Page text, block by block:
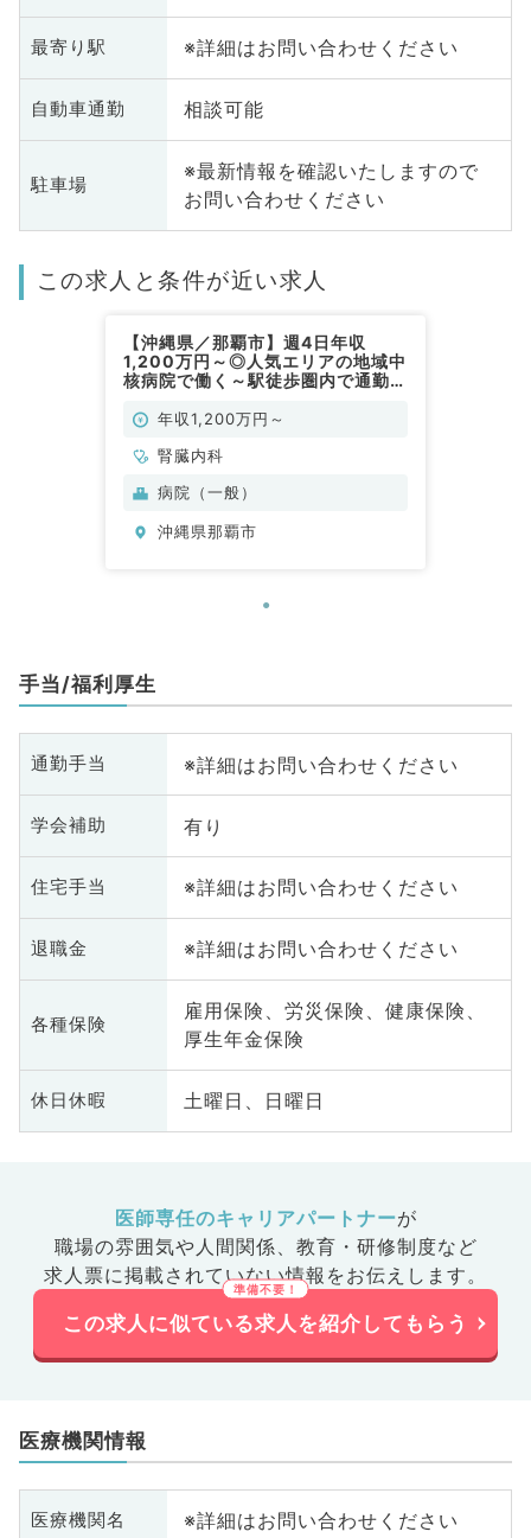
最寄り駅 ※詳細はお問い合わせください
自動車通勤 相談可能
駐車場
※最新情報を確認いたしますので
お問い合わせください
この求人と条件が近い求人
【沖縄県／那覇市】週4日年収
1,200万円～◎人気エリアの地域中
核病院で働く～駅徒歩圏内で通勤便
年収1,200万円～
腎臓内科
病院（一般）
沖縄県那覇市
手当/福利厚生
通勤手当 ※詳細はお問い合わせください
学会補助 有り
住宅手当 ※詳細はお問い合わせください
退職金 ※詳細はお問い合わせください
各種保険
雇用保険、労災保険、健康保険、
厚生年金保険
休日休暇 土曜日、日曜日
医師専任のキャリアパートナーが
職場の雰囲気や人間関係、 教育・研修制度など
求人票に掲載されていない情報をお伝えします。
この求人に似ている求人を紹介してもらう
医療機関情報
医療機関名 ※詳細はお問い合わせください